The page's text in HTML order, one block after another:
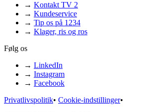
→ Kontakt TV 2
→ Kundeservice
→ Tip os på 1234
→ Klager, ris og ros
Følg os
→ LinkedIn
→ Instagram
→ Facebook
Privatlivspolitik• Cookie-indstillinger•